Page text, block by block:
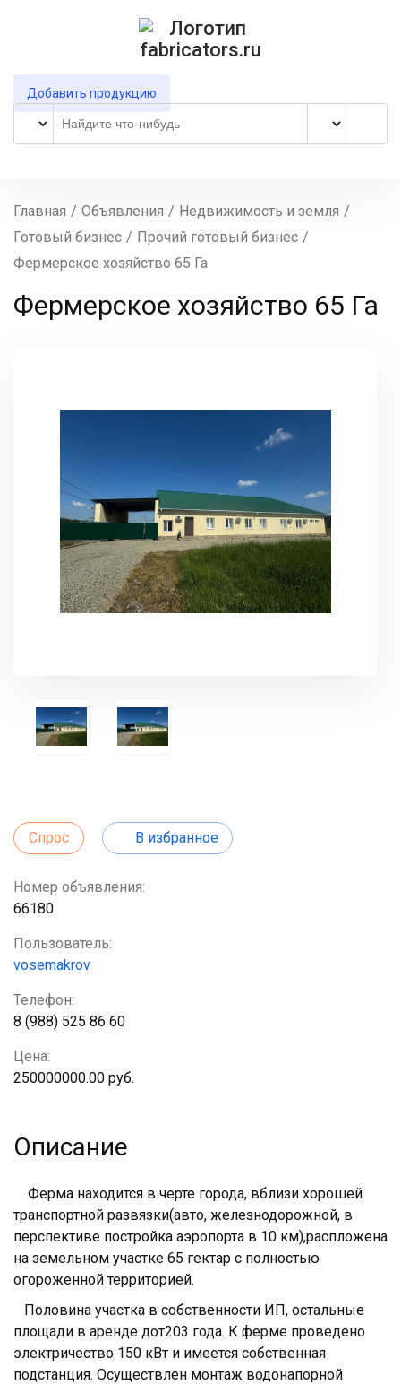
Добавить продукцию
Главная / Объявления / Недвижимость и земля /
Готовый бизнес / Прочий готовый бизнес /
Фермерское хозяйство 65 Га
Фермерское хозяйство 65 Га
Спрос В избранное
Номер объявления:
66180
Пользователь:
vosemakrov
Телефон:
8 (988) 525 86 60
Цена:
250000000.00 руб.
Описание
Ферма находится в черте города, вблизи хорошей
транспортной развязки(авто, железнодорожной, в
перспективе постройка аэропорта в 10 км),распложена
на земельном участке 65 гектар с полностью
огороженной территорией.
Половина участка в собственности ИП, остальные
площади в аренде дот203 года. К ферме проведено
электричество 150 кВт и имеется собственная
подстанция. Осуществлен монтаж водонапорной